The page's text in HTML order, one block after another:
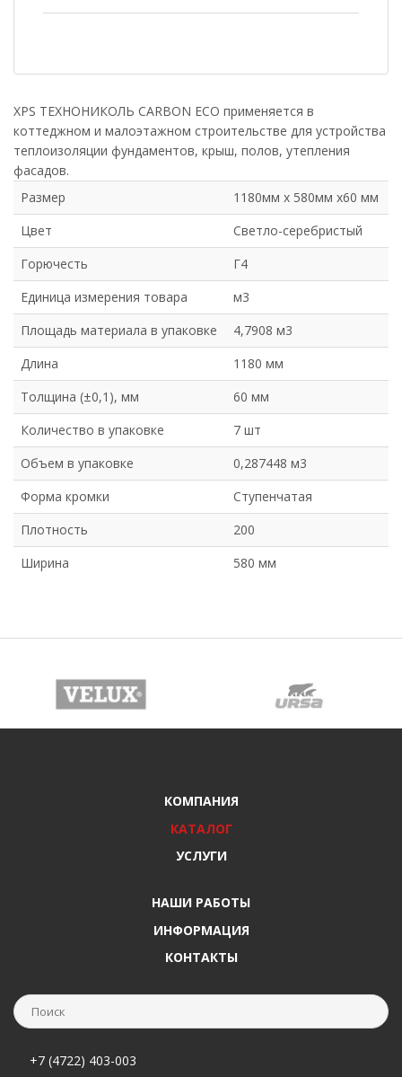
XPS ТЕХНОНИКОЛЬ CARBON ECO применяется в
коттеджном и малоэтажном строительстве для устройства
теплоизоляции фундаментов, крыш, полов, утепления
фасадов.
Размер
1180мм х 580мм х60 мм
Цвет
Светло-серебристый
Горючесть
Г4
Единица измерения товара
м3
Площадь материала в упаковке
4,7908 м3
Длина
1180 мм
Толщина (±0,1), мм
60 мм
Количество в упаковке
7 шт
Объем в упаковке
0,287448 м3
Форма кромки
Ступенчатая
Плотность
200
Ширина
580 мм
КОМПАНИЯ
КАТАЛОГ
УСЛУГИ
НАШИ РАБОТЫ
ИНФОРМАЦИЯ
КОНТАКТЫ
+7 (4722) 403-003